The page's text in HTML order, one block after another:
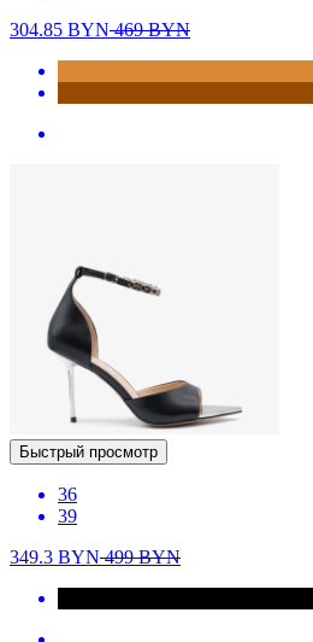
304.85 BYN469BYN
Быстрый просмотр
36
39
349.3 BYN499BYN